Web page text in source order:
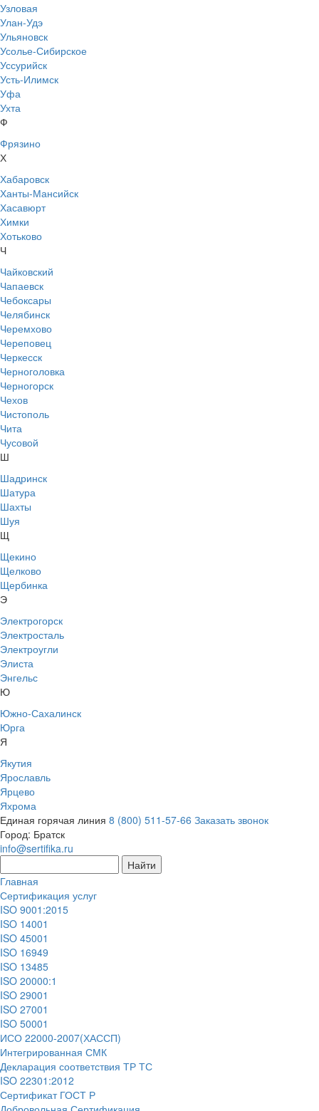
Узловая
Улан-Удэ
Ульяновск
Усолье-Сибирское
Уссурийск
Усть-Илимск
Уфа
Ухта
Ф
Фрязино
Х
Хабаровск
Ханты-Мансийск
Хасавюрт
Химки
Хотьково
Ч
Чайковский
Чапаевск
Чебоксары
Челябинск
Черемхово
Череповец
Черкесск
Черноголовка
Черногорск
Чехов
Чистополь
Чита
Чусовой
Ш
Шадринск
Шатура
Шахты
Шуя
Щ
Щекино
Щелково
Щербинка
Э
Электрогорск
Электросталь
Электроугли
Элиста
Энгельс
Ю
Южно-Сахалинск
Юрга
Я
Якутия
Ярославль
Ярцево
Яхрома
Единая горячая линия 8 (800) 511-57-66 Заказать звонок
Город: Братск
info@sertifika.ru
Главная
Сертификация услуг
ISO 9001:2015
ISO 14001
ISO 45001
ISO 16949
ISO 13485
ISO 20000:1
ISO 29001
ISO 27001
ISO 50001
ИСО 22000-2007(ХАССП)
Интегрированная СМК
Декларация соответствия ТР ТС
ISO 22301:2012
Сертификат ГОСТ Р